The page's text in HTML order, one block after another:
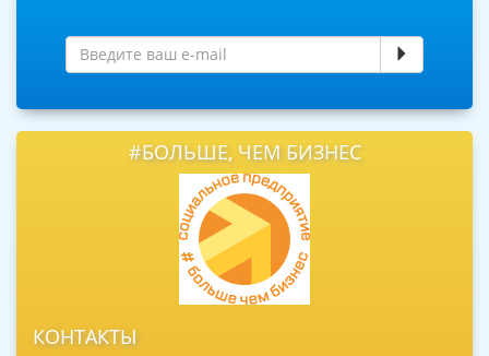
#БОЛЬШЕ, ЧЕМ БИЗНЕС
КОНТАКТЫ